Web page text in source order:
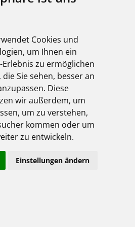
Cookies und
um Ihnen ein
zu ermöglichen
Sie sehen, besser an
Diese
wir außerdem, um
um zu verstehen,
kommen oder um
zu entwickeln.
Einstellungen ändern
Anschrift etc., ist
besteht darin,
Ihrer personenbezogenen
wir bei einem Seitenbesuch
steht im Einklang mit den
der
der EU (DSGVO) und dem